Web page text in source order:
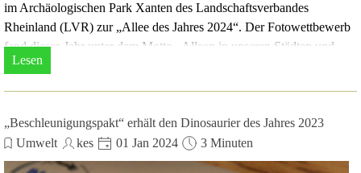
im Archäologischen Park Xanten des Landschaftsverbandes
Rheinland (LVR) zur „Allee des Jahres 2024“. Der Fotowettbewerb
fand dieses Jahr unter dem Motto „Alleen in unseren Städten und
Dörfern“ statt.
Lesen
„Beschleunigungspakt“ erhält den Dinosaurier des Jahres 2023
Umwelt
kes 01 Jan 2024 3 Minuten